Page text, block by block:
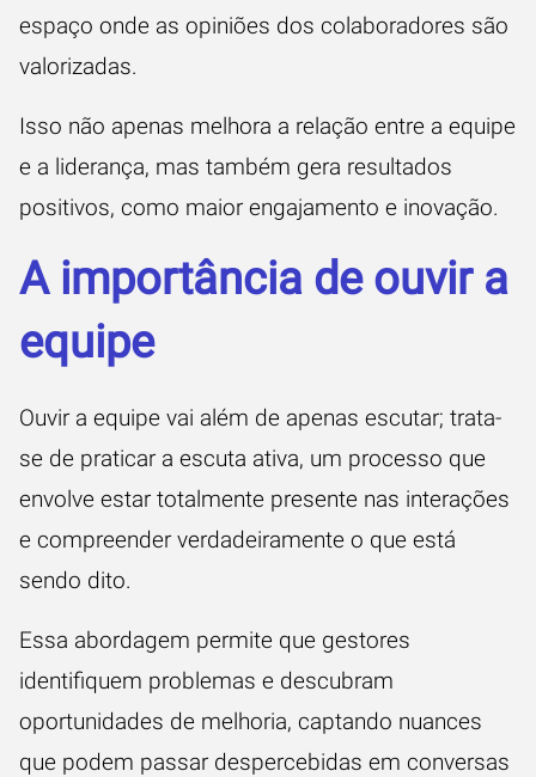
espaço onde as opiniões dos colaboradores são
valorizadas.
Isso não apenas melhora a relação entre a equipe
e a liderança, mas também gera resultados
positivos, como maior engajamento e inovação.
A importância de ouvir a
equipe
Ouvir a equipe vai além de apenas escutar; trata-
se de praticar a escuta ativa, um processo que
envolve estar totalmente presente nas interações
e compreender verdadeiramente o que está
sendo dito.
Essa abordagem permite que gestores
identifiquem problemas e descubram
oportunidades de melhoria, captando nuances
que podem passar despercebidas em conversas